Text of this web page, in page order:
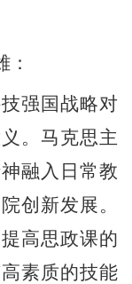
强国战略对
。马克思主
融入日常教
创新发展。
高思政课的
素质的技能